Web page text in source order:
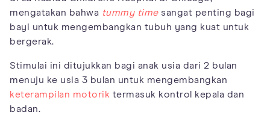
mengatakan bahwa tummy timesangat penting bagi
bayi untuk mengembangkan tubuh yang kuat untuk
bergerak.
Stimulai ini ditujukkan bagi anak usia dari 2 bulan
menuju ke usia 3 bulan untuk mengembangkan
keterampilan motorik termasuk kontrol kepala dan
badan.